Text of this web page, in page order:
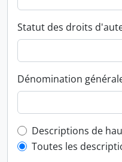
Statut des droits
Dénomination
Top-level
Descriptions de
Toutes les